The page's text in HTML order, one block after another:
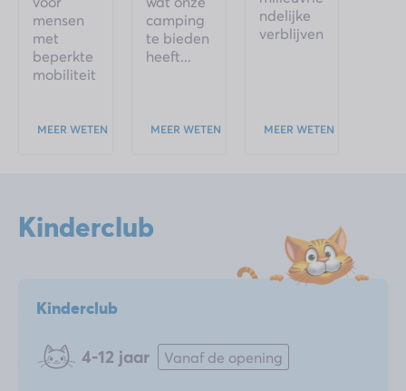
mensen
met
beperkte
mobiliteit
MEER WETEN
camping
te bieden
heeft...
MEER WETEN
ndelijke
verblijven
MEER WETEN
Kinderclub
Kinderclub
4-12 jaar Vanaf de opening